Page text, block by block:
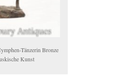
Tänzerin Bronze
Kunst